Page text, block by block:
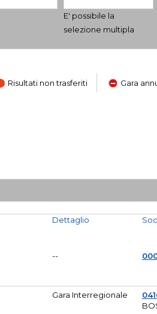
E' possibile la
selezione multipla
Risultati non trasferiti Gara
Dettaglio
--
Gara Interregionale